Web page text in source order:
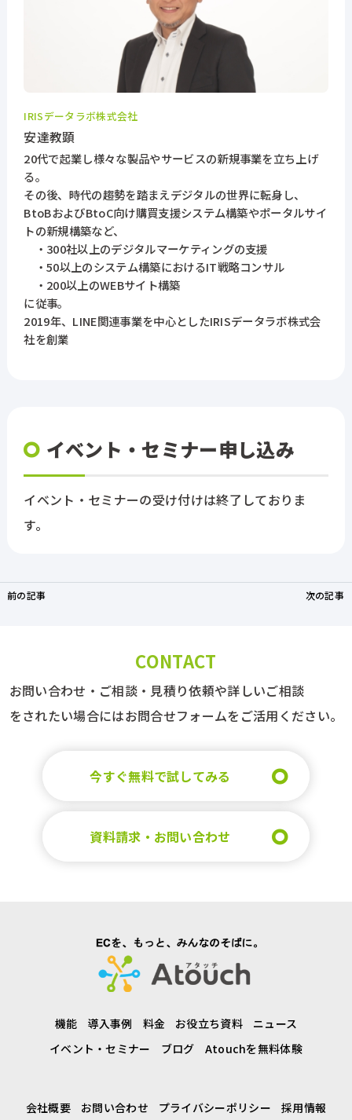
IRISデータラボ株式会社
安達教顕
20代で起業し様々な製品やサービスの新規事業を立ち上げ
る。
その後、時代の趨勢を踏まえデジタルの世界に転身し、
BtoBおよびBtoC向け購買支援システム構築やポータルサイ
トの新規構築など、
・300社以上のデジタルマーケティングの支援
・50以上のシステム構築におけるIT戦略コンサル
・200以上のWEBサイト構築
に従事。
2019年、LINE関連事業を中心としたIRISデータラボ株式会
社を創業
イベント・セミナー申し込み
イベント・セミナーの受け付けは終了しておりま
す。
前の記事 次の記事
CONTACT
お問い合わせ・ご相談・見積り依頼や詳しいご相談
をされたい場合にはお問合せフォームをご活用ください。
今すぐ無料で試してみる
資料請求・お問い合わせ
機能 導入事例 料金 お役立ち資料
ニュース
イベント・セミナー
ブログ Atouchを無料体験
会社概要 お問い合わせ プライバシーポリシー 採用情報